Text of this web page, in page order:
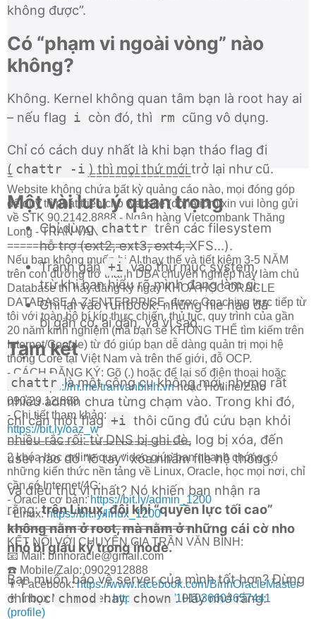
không được”.
Có “phạm vi ngoài vòng” nào
không?
Không. Kernel không quan tâm bạn là root hay ai
– nếu flag i còn đó, thì rm cũng vô dụng.
Chỉ có cách duy nhất là khi bạn tháo flag đi
( chattr -i ) thì mọi thứ mới trở lại như cũ.
Một vài lưu ý quan trọng
Chỉ dùng chattr trên các filesystem
hỗ trợ (ext2, ext3, ext4, XFS…).
Tránh gắn +i vào thư mục system,
trừ khi bạn hiểu rõ mình đang làm gì.
Ghi lại vào runbook: những file nào đã
bị gắn cờ, ai gắn, và vì sao.
Tạm kết
chattr là một công cụ không mới, nhưng rất
nhiều admin chưa từng chạm vào. Trong khi đó,
chỉ cần một flag +i thôi cũng đủ cứu bạn khỏi
nhiều rắc rối: từ DNS bị ghi đè, log bị xóa, đến
user nào đó “lỡ tay” xóa nhầm file hệ thống.
Và điều thú vị nhất? Nó khiến bạn nhận ra
rằng:trên Linux, đôi khi “quyền lực tối cao”
không nằm ở root, mà nằm ở những cái cờ nho
nhỏ bị giấu kỹ trong inode.
Bạn muốn bảo vệ server của mình tốt hơn? Đừng
chỉ học chmod hay chown . Hãy nhớ rằng:
=============================
Website không chứa bất kỳ quảng cáo nào, mọi đóng góp
để duy trì phát triển cho website (donation) xin vui lòng gửi
về STK 90.2142.8888 - Ngân hàng Vietcombank Thăng
Long - TRAN VAN BINH
=============================
Nếu bạn không muốn bị AI thay thế và tiết kiệm 3-5 NĂM
trên con đường trở thành DBA chuyên nghiệp hay làm chủ
Database thì hãy đăng ký ngay KHOÁ HỌC ORACLE
DATABASE A-Z ENTERPRISE, được Coaching trực tiếp từ
tôi với toàn bộ bí kíp thực chiến, thủ tục, quy trình của gần
20 năm kinh nghiệm (mà bạn sẽ KHÔNG THỂ tìm kiếm trên
Internet/Google) từ đó giúp bạn dễ dàng quản trị mọi hệ
thống Core tại Việt Nam và trên thế giới, đỗ OCP.
- CÁCH ĐĂNG KÝ: Gõ (.) hoặc để lại số điện thoại hoặc
inboxhttps://m.me/tranvanbinh.vnhoặc Hotline/Zalo
090.29.12.888
- Chi tiết tham khảo:
https://bit.ly/oaz_w
=============================
2 khóa học online qua video giúp bạn nhanh chóng có
những kiến thức nền tảng về Linux, Oracle, học mọi nơi, chỉ
cần có Internet/4G:
- Oracle cơ bản: https://bit.ly/admin_1200
- Linux:https://bit.ly/linux_1200
=============================
KẾT NỐI VỚI CHUYÊN GIA TRẦN VĂN BÌNH:
📧 Mail: binhoracle@gmail.com
☎️ Mobile/Zalo: 0902912888
👨 Facebook:https://www.facebook.com/BinhOracleMaster
👨 Inbox Messenger:https://m.me/101036604657441
(profile)